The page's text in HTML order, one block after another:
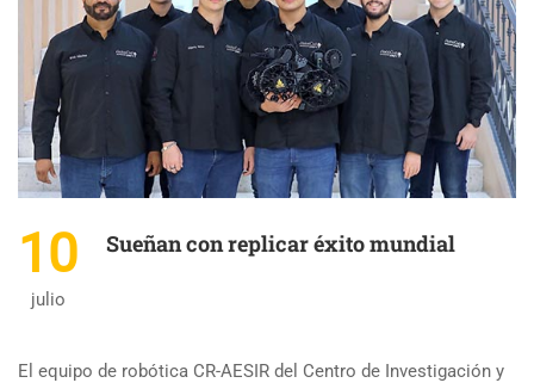
10
julio
Sueñan con replicar éxito mundial
El equipo de robótica CR-AESIR del Centro de Investigación y